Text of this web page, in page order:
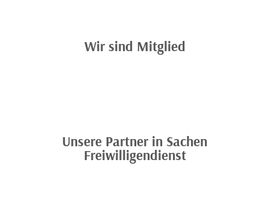
Wir sind Mitglied
Unsere Partner in Sachen
Freiwilligendienst